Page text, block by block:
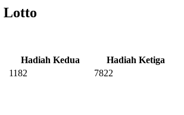
Lotto
Hadiah Kedua
Hadiah Ketiga
1182 7822